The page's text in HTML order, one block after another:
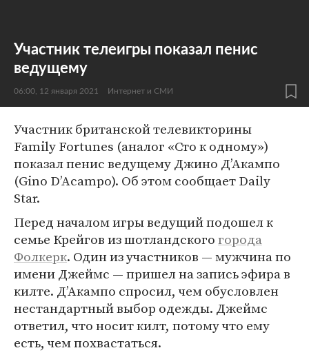
Участник телеигры показал пенис
ведущему
06:00, 12 января 2021 Интернет и СМИ
Участник британской телевикторины
Family Fortunes (аналог «Сто к одному»)
показал пенис ведущему Джино Д’Акампо
(Gino D’Acampo). Об этом сообщает Daily
Star.
Перед началом игры ведущий подошел к
семье Крейгов из шотландскогогорода
Фолкерк. Один из участников — мужчина по
имени Джеймс — пришел на запись эфира в
килте. Д’Акампо спросил, чем обусловлен
нестандартный выбор одежды. Джеймс
ответил, что носит килт, потому что ему
есть, чем похвастаться.